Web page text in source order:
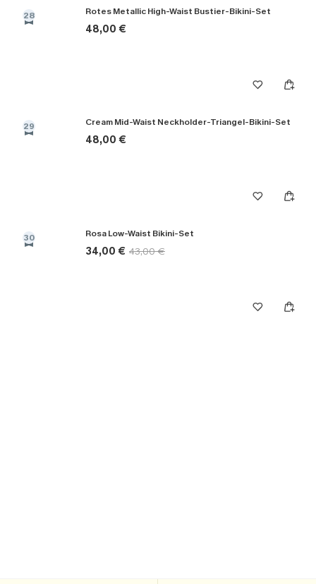
28 Rotes Metallic High-Waist Bustier-Bikini-Set
48,00 €
29 Cream Mid-Waist Neckholder-Triangel-Bikini-Set
48,00 €
30 Rosa Low-Waist Bikini-Set
34,00 € 43,00 €